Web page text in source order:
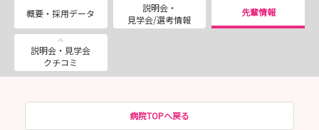
概要・採用データ
説明会・
見学会/選考情報
先輩情報
説明会・見学会
クチコミ
病院TOPへ戻る